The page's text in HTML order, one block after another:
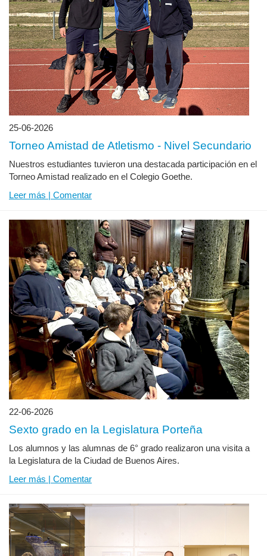
25-06-2026
Torneo Amistad de Atletismo - Nivel Secundario
Nuestros estudiantes tuvieron una destacada participación en el
Torneo Amistad realizado en el Colegio Goethe.
Leer más | Comentar
22-06-2026
Sexto grado en la Legislatura Porteña
Los alumnos y las alumnas de 6° grado realizaron una visita a
la Legislatura de la Ciudad de Buenos Aires.
Leer más | Comentar